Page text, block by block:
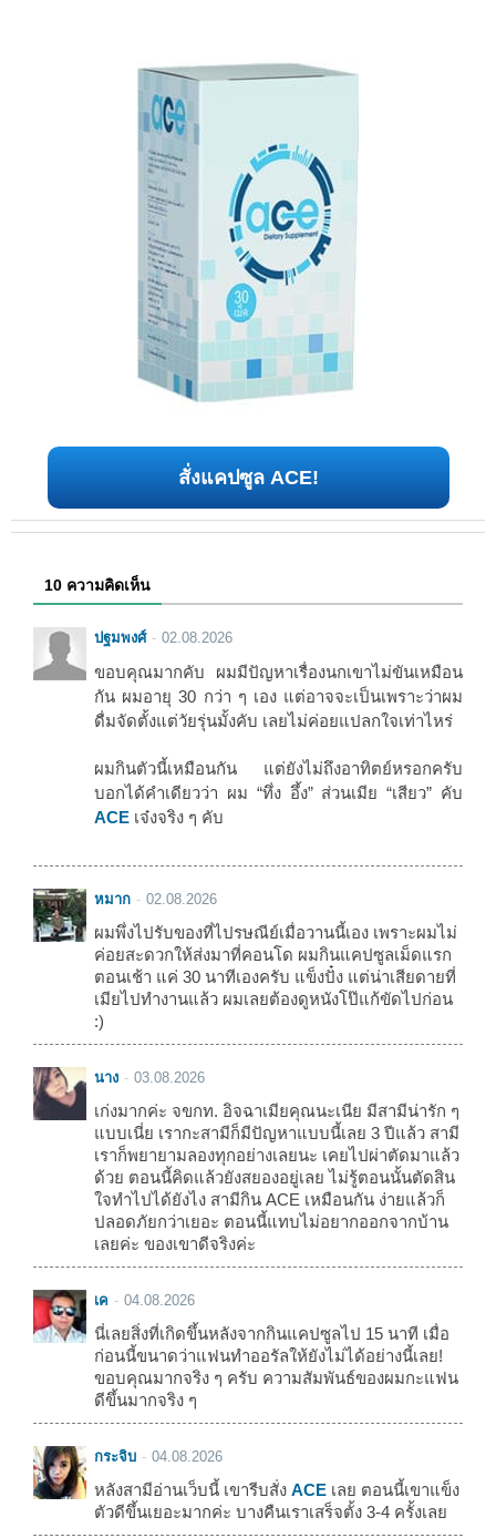
สั่งแคปซูล ACE!
10 ความคิดเห็น
ปฐมพงศ์ 02.08.2026
ขอบคุณมากคับ ผมมีปัญหาเรื่องนกเขาไม่ขันเหมือน
กัน ผมอายุ 30 กว่า ๆ เอง แต่อาจจะเป็นเพราะว่าผม
ดื่มจัดตั้งแต่วัยรุ่นมั้งคับ เลยไม่ค่อยแปลกใจเท่าไหร่
ผมกินตัวนี้เหมือนกัน แต่ยังไม่ถึงอาทิตย์หรอกครับ
บอกได้คำเดียวว่า ผม “ทึ่ง อึ้ง” ส่วนเมีย “เสียว” คับ
ACE เจ๋งจริง ๆ คับ
หมาก 02.08.2026
ผมพึ่งไปรับของที่ไปรษณีย์เมื่อวานนี้เอง เพราะผมไม่
ค่อยสะดวกให้ส่งมาที่คอนโด ผมกินแคปซูลเม็ดแรก
ตอนเช้า แค่ 30 นาทีเองครับ แข็งปั๋ง แต่น่าเสียดายที่
เมียไปทำงานแล้ว ผมเลยต้องดูหนังโป๊แก้ขัดไปก่อน
:)
นาง 03.08.2026
เก่งมากค่ะ จขกท. อิจฉาเมียคุณนะเนีย มีสามีน่ารัก ๆ
แบบเนี่ย เรากะสามีก็มีปัญหาแบบนี้เลย 3 ปีแล้ว สามี
เราก็พยายามลองทุกอย่างเลยนะ เคยไปผ่าตัดมาแล้ว
ด้วย ตอนนี้คิดแล้วยังสยองอยู่เลย ไม่รู้ตอนนั้นตัดสิน
ใจทำไปได้ยังไง สามีกิน ACE เหมือนกัน ง่ายแล้วก็
ปลอดภัยกว่าเยอะ ตอนนี้แทบไม่อยากออกจากบ้าน
เลยค่ะ ของเขาดีจริงค่ะ
เค 04.08.2026
นี่เลยสิ่งที่เกิดขึ้นหลังจากกินแคปซูลไป 15 นาที เมื่อ
ก่อนนี้ขนาดว่าแฟนทำออรัลให้ยังไม่ได้อย่างนี้เลย!
ขอบคุณมากจริง ๆ ครับ ความสัมพันธ์ของผมกะแฟน
ดีขึ้นมากจริง ๆ
กระจิบ 04.08.2026
หลังสามีอ่านเว็บนี้ เขารีบสั่ง ACE เลย ตอนนี้เขาแข็ง
ตัวดีขึ้นเยอะมากค่ะ บางคืนเราเสร็จตั้ง 3-4 ครั้งเลย